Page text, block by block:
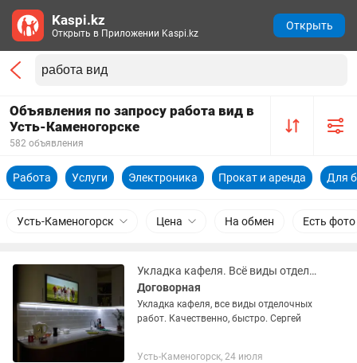
Объявления по запросу работа вид в
Усть-Каменогорске
582 объявления
Работа Услуги Электроника Прокат и аренда Для
Усть-Каменогорск Цена На обмен Есть фото
Укладка кафеля. Всё виды отделочных работ. Качественно. Быстро.
Договорная
Укладка кафеля, все виды отделочных
работ. Качественно, быстро. Сергей
Усть-Каменогорск, 24 июля
Kaspi.kz
Открыть в Приложении Kaspi.kz
Открыть